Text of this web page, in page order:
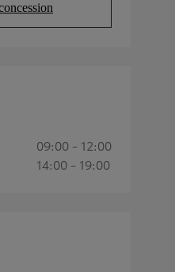
in new tab)
09:00 - 12:00
14:00 - 19:00